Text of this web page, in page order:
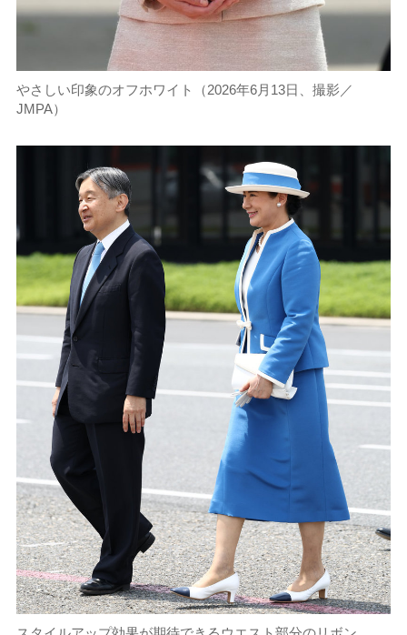
やさしい印象のオフホワイト（2026年6月13日、撮影／
JMPA）